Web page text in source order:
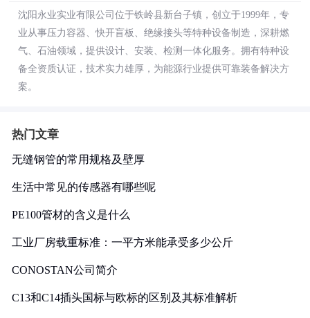
沈阳永业实业有限公司位于铁岭县新台子镇，创立于1999年，专
业从事压力容器、快开盲板、绝缘接头等特种设备制造，深耕燃
气、石油领域，提供设计、安装、检测一体化服务。拥有特种设
备全资质认证，技术实力雄厚，为能源行业提供可靠装备解决方
案。
热门文章
无缝钢管的常用规格及壁厚
生活中常见的传感器有哪些呢
PE100管材的含义是什么
工业厂房载重标准：一平方米能承受多少公斤
CONOSTAN公司简介
C13和C14插头国标与欧标的区别及其标准解析